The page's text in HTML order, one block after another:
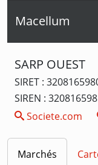
Macellum
SARP OUEST
SIRET :
SIREN : 320816598
Societe.com
Marchés